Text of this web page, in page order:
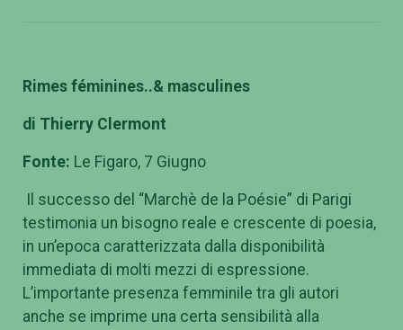
Rimes féminines..& masculines
di Thierry Clermont
Fonte: Le Figaro, 7 Giugno
Il successo del “Marchè de la Poésie” di Parigi
testimonia un bisogno reale e crescente di poesia,
in un’epoca caratterizzata dalla disponibilità
immediata di molti mezzi di espressione.
L’importante presenza femminile tra gli autori
anche se imprime una certa sensibilità alla